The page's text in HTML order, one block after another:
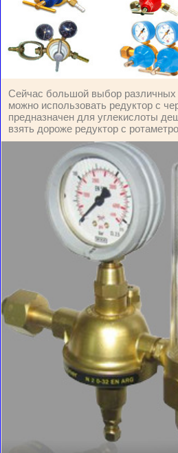
Сейчас большой выбор различных
можно использовать редуктор с
предназначен для углекислоты
взять дороже редуктор с